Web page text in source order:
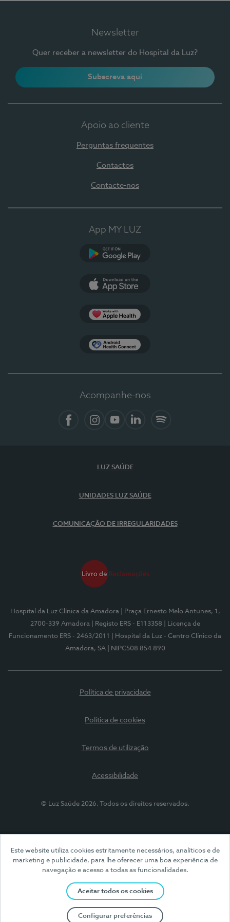
Este website utiliza cookies estritamente necessários, analíticos e de
marketing e publicidade, para lhe oferecer uma boa experiência de
navegação e acesso a todas as funcionalidades.
Aceitar todos os cookies
Configurar preferências
Newsletter
Quer receber a newsletter do Hospital da Luz?
Subscreva aqui
Apoio ao cliente
Perguntas frequentes
Contactos
Contacte-nos
App MY LUZ
Acompanhe-nos
LUZ SAÚDE
UNIDADES LUZ SAÚDE
COMUNICAÇÃO DE IRREGULARIDADES
Hospital da Luz Clínica da Amadora
| Praça Ernesto Melo Antunes, 1,
2700-339 Amadora
| Registo ERS - E113358
| Licença de
Funcionamento ERS - 2463/2011
| Hospital da Luz - Centro Clínico da
Amadora, SA
| NIPC508 854 890
Política de privacidade
Política de cookies
Termos de utilização
Acessibilidade
© Luz Saúde 2026. Todos os direitos reservados.